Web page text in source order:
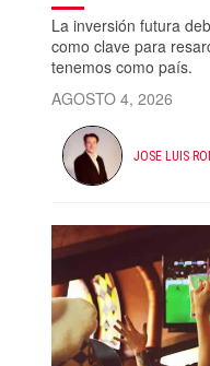
La inversión futura
como clave para
tenemos como país.
AGOSTO 4, 2026
JOSE LUIS